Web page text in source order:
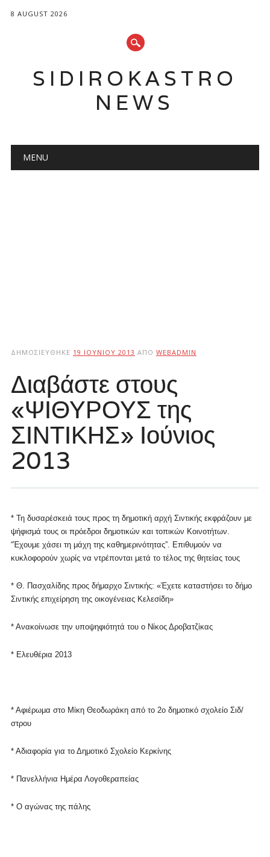
8 AUGUST 2026
SIDIROKASTRO
NEWS
Main menu
MENU
ΔΗΜΟΣΙΕΎΘΗΚΕ 19 ΙΟΥΝΊΟΥ 2013 ΑΠΌ WEBADMIN
Διαβάστε στους
«ΨΙΘΥΡΟΥΣ της
ΣΙΝΤΙΚΗΣ» Ιούνιος
2013
* Τη δυσαρέσκειά τους προς τη δημοτική αρχή Σιντικής εκφράζουν με
ψήφισμά τους οι πρόεδροι δημοτικών και τοπικών Κοινοτήτων.
“Έχουμε χάσει τη μάχη της καθημερινότητας”. Επιθυμούν να
κυκλοφορούν χωρίς να ντρέπονται μετά το τέλος της θητείας τους
* Θ. Πασχαλίδης προς δήμαρχο Σιντικής: «Έχετε καταστήσει το δήμο
Σιντικής επιχείρηση της οικογένειας Κελεσίδη»
* Ανακοίνωσε την υποψηφιότητά του ο Νίκος Δροβατζίκας
* Ελευθέρια 2013
* Αφιέρωμα στο Μίκη Θεοδωράκη από το 2ο δημοτικό σχολείο Σιδ/
στρου
* Αδιαφορία για το Δημοτικό Σχολείο Κερκίνης
* Πανελλήνια Ημέρα Λογοθεραπείας
* Ο αγώνας της πάλης